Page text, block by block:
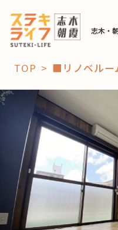
志木・
「コト」
子育て
おすすめ
スポット
「場」
TOP ■リノベルー